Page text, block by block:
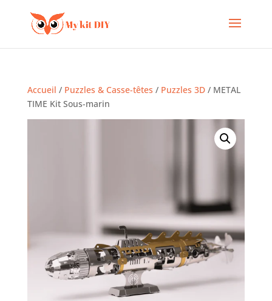
Accueil / Puzzles & Casse-têtes / Puzzles 3D/ METAL
TIME Kit Sous-marin